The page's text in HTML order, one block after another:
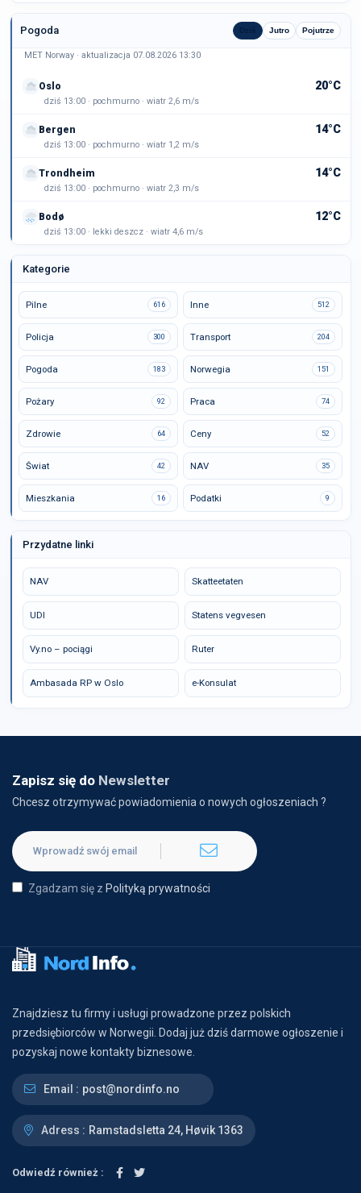
Pogoda Dziś Jutro Pojutrze
MET Norway · aktualizacja 07.08.2026 13:30
Oslo 20°C
dziś 13:00 · pochmurno · wiatr 2,6 m/s
Bergen 14°C
dziś 13:00 · pochmurno · wiatr 1,2 m/s
Trondheim 14°C
dziś 13:00 · pochmurno · wiatr 2,3 m/s
Bodø 12°C
dziś 13:00 · lekki deszcz · wiatr 4,6 m/s
Kategorie
Pilne 616 Inne 512
Policja 300 Transport 204
Pogoda 183 Norwegia 151
Pożary 92 Praca 74
Zdrowie 64 Ceny 52
Świat 42 NAV 35
Mieszkania 16 Podatki 9
Przydatne linki
NAV Skatteetaten
UDI Statens vegvesen
Vy.no – pociągi Ruter
Ambasada RP w Oslo e-Konsulat
Zapisz się do Newsletter
Chcesz otrzymywać powiadomienia o nowych ogłoszeniach ?
Zgadzam się z Polityką prywatności
Znajdziesz tu firmy i usługi prowadzone przez polskich
przedsiębiorców w Norwegii. Dodaj już dziś darmowe ogłoszenie i
pozyskaj nowe kontakty biznesowe.
Email : post@nordinfo.no
Adress : Ramstadsletta 24, Høvik 1363
Odwiedź również :